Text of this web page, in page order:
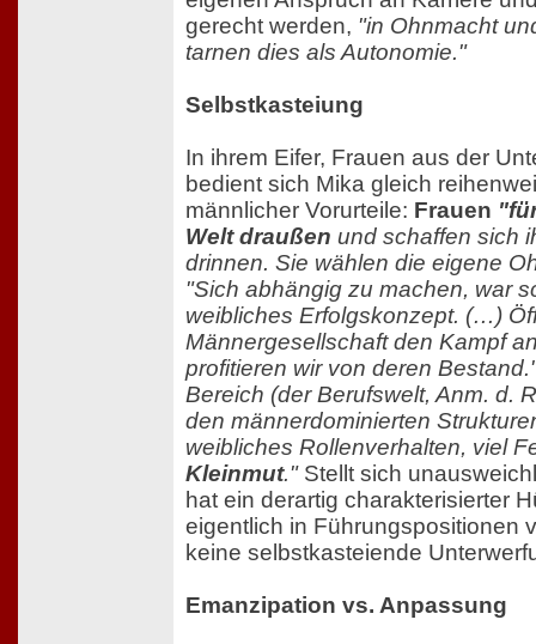
gerecht werden, "in Ohnmacht
tarnen dies als Autonomie."
Selbstkasteiung
In ihrem Eifer, Frauen aus der
bedient sich Mika gleich
männlicher Vorurteile: Frauen
Welt draußen und schaffen sich
drinnen. Sie wählen die eigene
"Sich abhängig zu machen, war
weibliches Erfolgskonzept. (…)
Männergesellschaft den Kampf
profitieren wir von deren
Bereich (der Berufswelt, Anm. d.
den männerdominierten
weibliches Rollenverhalten, viel
Kleinmut."Stellt sich
hat ein derartig charakterisierter
eigentlich in Führungspositionen
keine selbstkasteiende
Emanzipation vs. Anpassung